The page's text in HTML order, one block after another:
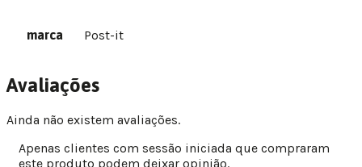
marca Post-it
Avaliações
Ainda não existem avaliações.
Apenas clientes com sessão iniciada que compraram
este produto podem deixar opinião.